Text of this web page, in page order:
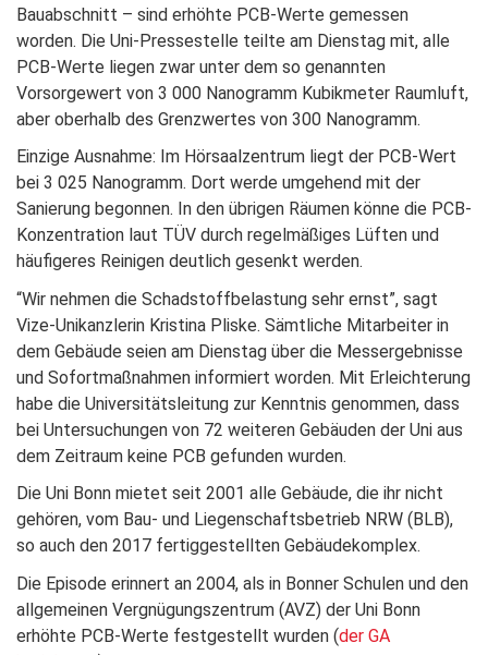
Bauabschnitt – sind erhöhte PCB-Werte gemessen
worden. Die Uni-Pressestelle teilte am Dienstag mit, alle
PCB-Werte liegen zwar unter dem so genannten
Vorsorgewert von 3 000 Nanogramm Kubikmeter Raumluft,
aber oberhalb des Grenzwertes von 300 Nanogramm.
Einzige Ausnahme: Im Hörsaalzentrum liegt der PCB-Wert
bei 3 025 Nanogramm. Dort werde umgehend mit der
Sanierung begonnen. In den übrigen Räumen könne die PCB-
Konzentration laut TÜV durch regelmäßiges Lüften und
häufigeres Reinigen deutlich gesenkt werden.
“Wir nehmen die Schadstoffbelastung sehr ernst”, sagt
Vize-Unikanzlerin Kristina Pliske. Sämtliche Mitarbeiter in
dem Gebäude seien am Dienstag über die Messergebnisse
und Sofortmaßnahmen informiert worden. Mit Erleichterung
habe die Universitätsleitung zur Kenntnis genommen, dass
bei Untersuchungen von 72 weiteren Gebäuden der Uni aus
dem Zeitraum keine PCB gefunden wurden.
Die Uni Bonn mietet seit 2001 alle Gebäude, die ihr nicht
gehören, vom Bau- und Liegenschaftsbetrieb NRW (BLB),
so auch den 2017 fertiggestellten Gebäudekomplex.
Die Episode erinnert an 2004, als in Bonner Schulen und den
allgemeinen Vergnügungszentrum (AVZ) der Uni Bonn
erhöhte PCB-Werte festgestellt wurden (der GA